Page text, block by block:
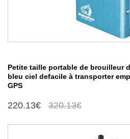
Petite taille portable de brouilleur
bleu ciel defacile à transporter
GPS
220.13€ 320.13€